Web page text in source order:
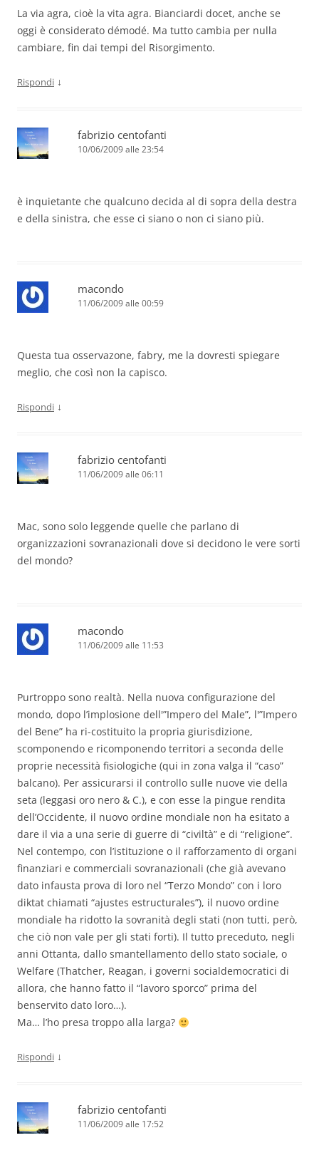
La via agra, cioè la vita agra. Bianciardi docet, anche se
oggi è considerato démodé. Ma tutto cambia per nulla
cambiare, fin dai tempi del Risorgimento.
Rispondi ↓
fabrizio centofanti
10/06/2009 alle 23:54
è inquietante che qualcuno decida al di sopra della destra
e della sinistra, che esse ci siano o non ci siano più.
macondo
11/06/2009 alle 00:59
Questa tua osservazone, fabry, me la dovresti spiegare
meglio, che così non la capisco.
Rispondi ↓
fabrizio centofanti
11/06/2009 alle 06:11
Mac, sono solo leggende quelle che parlano di
organizzazioni sovranazionali dove si decidono le vere sorti
del mondo?
macondo
11/06/2009 alle 11:53
Purtroppo sono realtà. Nella nuova configurazione del
mondo, dopo l’implosione dell'”Impero del Male”, l'”Impero
del Bene” ha ri-costituito la propria giurisdizione,
scomponendo e ricomponendo territori a seconda delle
proprie necessità fisiologiche (qui in zona valga il “caso”
balcano). Per assicurarsi il controllo sulle nuove vie della
seta (leggasi oro nero & C.), e con esse la pingue rendita
dell’Occidente, il nuovo ordine mondiale non ha esitato a
dare il via a una serie di guerre di “civiltà” e di “religione”.
Nel contempo, con l’istituzione o il rafforzamento di organi
finanziari e commerciali sovranazionali (che già avevano
dato infausta prova di loro nel “Terzo Mondo” con i loro
diktat chiamati “ajustes estructurales”), il nuovo ordine
mondiale ha ridotto la sovranità degli stati (non tutti, però,
che ciò non vale per gli stati forti). Il tutto preceduto, negli
anni Ottanta, dallo smantellamento dello stato sociale, o
Welfare (Thatcher, Reagan, i governi socialdemocratici di
allora, che hanno fatto il “lavoro sporco” prima del
benservito dato loro…).
Ma… l’ho presa troppo alla larga?
Rispondi ↓
fabrizio centofanti
11/06/2009 alle 17:52